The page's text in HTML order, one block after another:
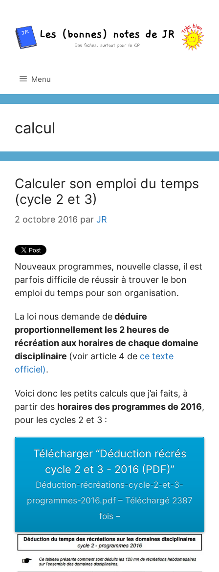
contenu
Menu
calcul
Calculer son emploi du temps
(cycle 2 et 3)
2 octobre 2016 par JR
Nouveaux programmes, nouvelle classe, il est
parfois difficile de réussir à trouver le bon
emploi du temps pour son organisation.
La loi nous demande dedéduire
proportionnellement les 2 heures de
récréation aux horaires de chaque domaine
disciplinaire (voir article 4 de ce texte
officiel).
Voici donc les petits calculs que j’ai faits, à
partir des horaires des programmes de 2016,
pour les cycles 2 et 3 :
Télécharger “Déduction récrés
cycle 2 et 3 - 2016 (PDF)”
Déduction-récréations-cycle-2-et-3-
programmes-2016.pdf – Téléchargé 2387
fois –